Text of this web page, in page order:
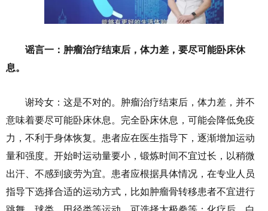
谣言一：肿瘤治疗结束后，体力差，要尽可能卧床休
息。
谢玲女：这是不对的。肿瘤治疗结束后，体力差，并不
意味着要尽可能卧床休息。完全卧床休息，可能会降低免疫
力，不利于身体恢复。患者应在医生指导下，逐渐增加运动
量和强度。开始时运动量要小，锻炼时间不宜过长，以稍微
出汗、不感到疲劳为宜。患者应根据具体情况，在专业人员
指导下选择合适的运动方式，比如肿瘤骨转移患者不宜进行